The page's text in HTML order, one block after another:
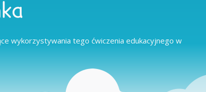
wykorzystywania tego ćwiczenia edukacyjnego w